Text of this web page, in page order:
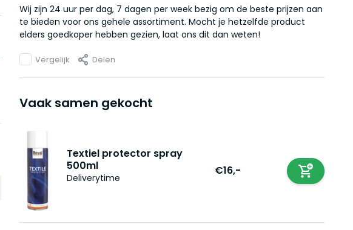
Wij zijn 24 uur per dag, 7 dagen per week bezig om de beste prijzen aan
te bieden voor ons gehele assortiment. Mocht je hetzelfde product
elders goedkoper hebben gezien, laat ons dit dan weten!
Vergelijk Delen
Vaak samen gekocht
Textiel protector spray
500ml
Deliverytime
€16,-